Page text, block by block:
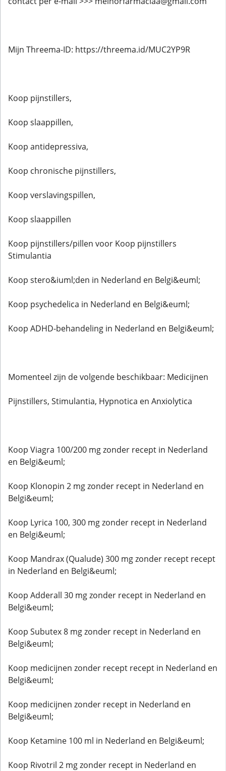
Mijn Threema-ID: https://threema.id/MUC2YP9R
Koop pijnstillers,
Koop slaappillen,
Koop antidepressiva,
Koop chronische pijnstillers,
Koop verslavingspillen,
Koop slaappillen
Koop pijnstillers/pillen voor Koop pijnstillers
Stimulantia
Koop stero&iuml;den in Nederland en Belgi&euml;
Koop psychedelica in Nederland en Belgi&euml;
Koop ADHD-behandeling in Nederland en Belgi&euml;
Momenteel zijn de volgende beschikbaar: Medicijnen
Pijnstillers, Stimulantia, Hypnotica en Anxiolytica
Koop Viagra 100/200 mg zonder recept in Nederland
en Belgi&euml;
Koop Klonopin 2 mg zonder recept in Nederland en
Belgi&euml;
Koop Lyrica 100, 300 mg zonder recept in Nederland
en Belgi&euml;
Koop Mandrax (Qualude) 300 mg zonder recept recept
in Nederland en Belgi&euml;
Koop Adderall 30 mg zonder recept in Nederland en
Belgi&euml;
Koop Subutex 8 mg zonder recept in Nederland en
Belgi&euml;
Koop medicijnen zonder recept recept in Nederland en
Belgi&euml;
Koop medicijnen zonder recept in Nederland en
Belgi&euml;
Koop Ketamine 100 ml in Nederland en Belgi&euml;
Koop Rivotril 2 mg zonder recept in Nederland en